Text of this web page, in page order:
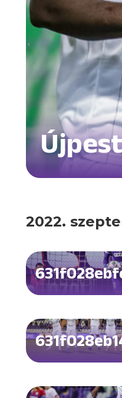
Újpest
2022.